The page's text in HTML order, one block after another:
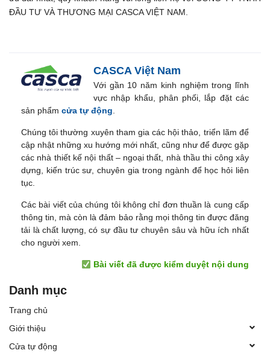
ĐẦU TƯ VÀ THƯƠNG MẠI CASCA VIỆT NAM.
CASCA Việt Nam
Với gần 10 năm kinh nghiệm trong lĩnh
vực nhập khẩu, phân phối, lắp đặt các
sản phẩm cửa tự động.
Chúng tôi thường xuyên tham gia các hội thảo, triển lãm để
cập nhật những xu hướng mới nhất, cũng như để được gặp
các nhà thiết kế nội thất – ngoại thất, nhà thầu thi công xây
dựng, kiến trúc sư, chuyên gia trong ngành để học hỏi liên
tục.
Các bài viết của chúng tôi không chỉ đơn thuần là cung cấp
thông tin, mà còn là đảm bảo rằng mọi thông tin được đăng
tải là chất lượng, có sự đầu tư chuyên sâu và hữu ích nhất
cho người xem.
Bài viết đã được kiểm duyệt nội dung
Danh mục
Trang chủ
Giới thiệu
Cửa tự động